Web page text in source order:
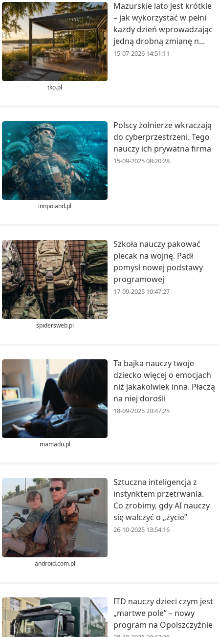
tko.pl
Mazurskie lato jest krótkie
– jak wykorzystać w pełni
każdy dzień wprowadzając
jedną drobną zmianę n...
15-07-2026 14:51:11
innpoland.pl
Polscy żołnierze wkraczają
do cyberprzestrzeni. Tego
nauczy ich prywatna firma
15-09-2025 08:20:28
spidersweb.pl
Szkoła nauczy pakować
plecak na wojnę. Padł
pomysł nowej podstawy
programowej
17-09-2025 10:47:27
mamadu.pl
Ta bajka nauczy twoje
dziecko więcej o emocjach
niż jakakolwiek inna. Płaczą
na niej dorośli
18-09-2025 20:47:25
android.com.pl
Sztuczna inteligencja z
instynktem przetrwania.
Co zrobimy, gdy AI nauczy
się walczyć o „życie”
26-10-2025 13:54:16
ITD nauczy dzieci czym jest
„martwe pole” – nowy
program na Opolszczyźnie